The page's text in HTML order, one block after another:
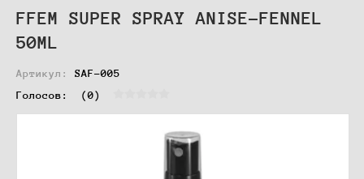
FFEM SUPER SPRAY ANISE-FENNEL
50ML
Артикул:
SAF-005
Голосов: (0)